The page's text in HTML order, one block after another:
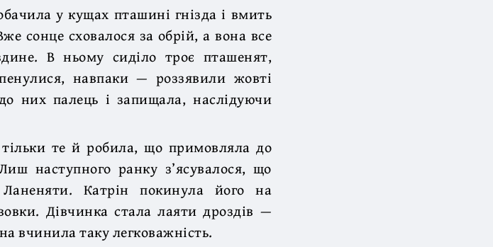
у кущах пташині гнізда і вмить
сонце сховалося за обрій, а вона все
В ньому сиділо троє пташенят,
навпаки — роззявили жовті
них палець і запищала, наслідуючи
те й робила, що примовляла до
наступного ранку з’ясувалося, що
Катрін покинула його на
Дівчинка стала лаяти дроздів —
вчинила таку легковажність.